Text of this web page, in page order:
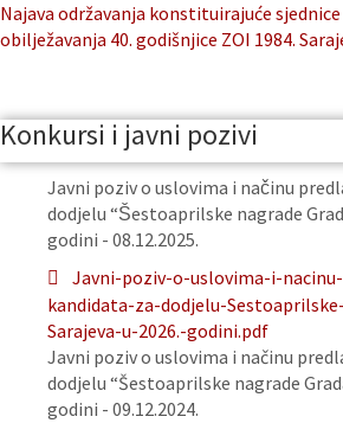
Najava održavanja konstituirajuće
obilježavanja 40. godišnjice ZOI 1984.
Konkursi i javni pozivi
Javni poziv o uslovima i načinu
dodjelu “Šestoaprilske nagrade
godini - 08.12.2025.
Javni-poziv-o-uslovima-i-
kandidata-za-dodjelu-
Sarajeva-u-2026.-godini.pdf
Javni poziv o uslovima i načinu
dodjelu “Šestoaprilske nagrade
godini - 09.12.2024.